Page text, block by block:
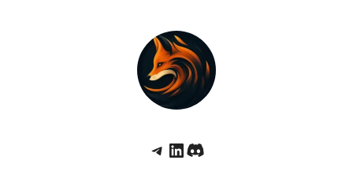
Telegram
LinkedIn
Discord